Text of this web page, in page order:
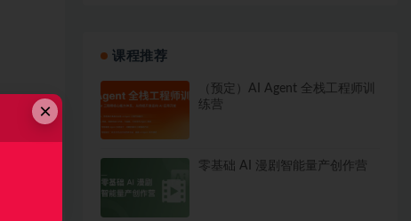
课程推荐
（预定）AI Agent 全栈工程师训
练营
零基础 AI 漫剧智能量产创作营
×